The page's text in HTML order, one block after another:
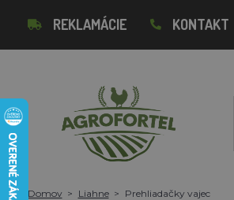
REKLAMÁCIE KONTAKT
Domov Liahne Prehliadačky vajec